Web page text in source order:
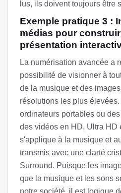
lus, ils doivent toujours être
Exemple pratique 3 :
médias pour
présentation
La numérisation avancée a
possibilité de visionner à
de la musique et des
résolutions les plus
ordinateurs portables ou
des vidéos en HD, Ultra HD
s'applique à la musique et
transmis avec une clarté
Surround. Puisque les
que la musique et les sons
notre société, il est logique